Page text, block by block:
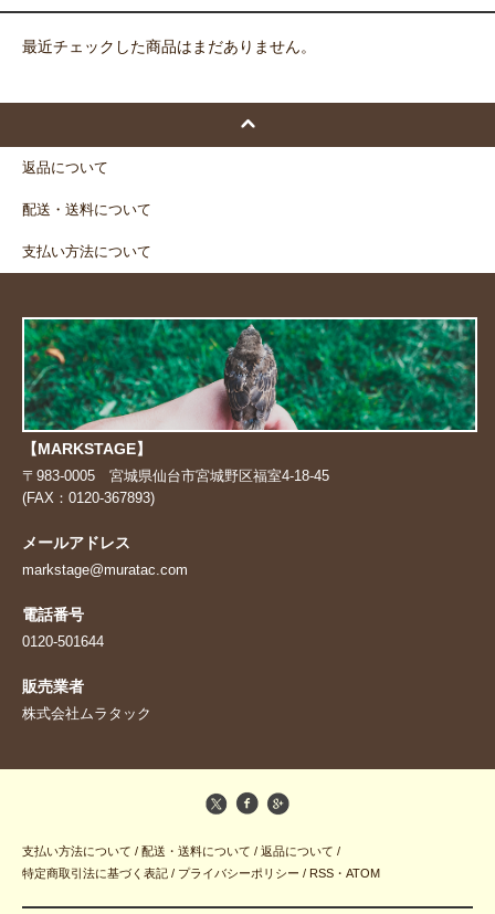
最近チェックした商品はまだありません。
返品について
配送・送料について
支払い方法について
【MARKSTAGE】
〒983-0005 宮城県仙台市宮城野区福室4-18-45
(FAX：0120-367893)
メールアドレス
markstage@muratac.com
電話番号
0120-501644
販売業者
株式会社ムラタック
支払い方法について / 配送・送料について / 返品について /
特定商取引法に基づく表記 / プライバシーポリシー / RSS ・ ATOM